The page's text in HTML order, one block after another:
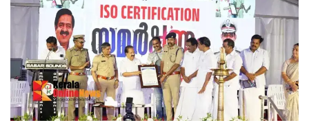
മേധാവി ആർ ആനന്ദിന് ഐഎസ്ഒ സർട്ടിഫിക്കറ്റ് കൈമാ